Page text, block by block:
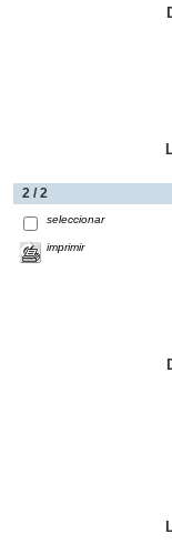
2 / 2
seleccionar
imprimir